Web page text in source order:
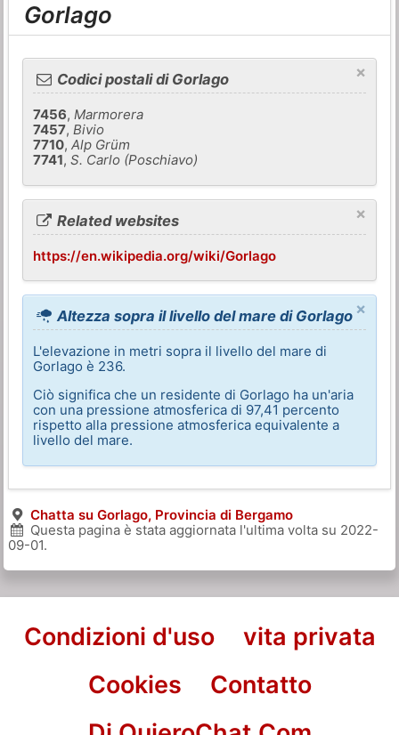
Gorlago
×
Codici postali di Gorlago
7456,Marmorera
7457,Bivio
7710,Alp Grüm
7741,S. Carlo (Poschiavo)
×
Related websites
https://en.wikipedia.org/wiki/Gorlago
×
Altezza sopra il livello del mare di Gorlago
L'elevazione in metri sopra il livello del mare di
Gorlago è 236.
Ciò significa che un residente di Gorlago ha un'aria
con una pressione atmosferica di 97,41 percento
rispetto alla pressione atmosferica equivalente a
livello del mare.
Chatta su Gorlago, Provincia di Bergamo
Questa pagina è stata aggiornata l'ultima volta su 2022-
09-01.
Condizioni d'uso
vita privata
Cookies
Contatto